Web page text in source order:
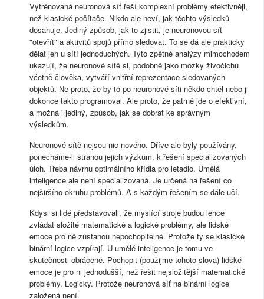
Vytrénovaná neuronová síť řeší komplexní problémy efektivněji,
než klasické počítače. Nikdo ale neví, jak těchto výsledků
dosahuje. Jediný způsob, jak to zjistit, je neuronovou síť
"otevřít" a aktivitů spojů přímo sledovat. To se dá ale prakticky
dělat jen u sítí jednoduchých. Tyto zpětné analýzy mimochodem
ukazují, že neuronové sítě si, podobně jako mozky živočichů
včetně člověka, vytváří vnitřní reprezentace sledovaných
objektů. Ne proto, že by to po neuronové síti někdo chtěl nebo ji
dokonce takto programoval. Ale proto, že patrně jde o efektivní,
a možná i jediný, způsob, jak se dobrat ke správným
výsledkům.
Neuronové sítě nejsou nic nového. Dříve ale byly používány,
ponecháme-li stranou jejich výzkum, k řešení specializovaných
úloh. Třeba návrhu optimálního křídla pro letadlo. Umělá
inteligence ale není specializovaná. Je určená na řešení co
nejširšího okruhu problémů. A s každým řešením se dále učí.
Kdysi si lidé představovali, že myslící stroje budou lehce
zvládat složité matematické a logické problémy, ale lidské
emoce pro ně zůstanou nepochopitelné. Protože ty se klasické
binární logice vzpírají. U umělé inteligence je tomu ve
skutečnosti obráceně. Pochopit (použijme tohoto slova) lidské
emoce je pro ni jednodušší, než řešit nejsložitější matematické
problémy. Logicky. Protože neuronová síť na binární logice
založená není.